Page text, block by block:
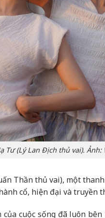
Tư (Lý Lan Địch thủ vai).
Thần thủ vai), một
cổ, hiện đại và truyền
cuộc sống đã luôn